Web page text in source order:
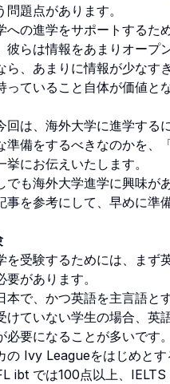
問題点があります。
の進学をサポートするた
彼らは情報をあまりオープ
ら、あまりに情報が少なす
っていること自体が価値と
は、海外大学に進学する
準備をするべきなのかを、
挙にお伝えいたします。
も海外大学進学に興味が
事を参考にして、早めに準
受験するためには、まず
要があります。
で、かつ英語を主言語と
けていない学生の場合、英
必要になることが多いです。
の Ivy Leagueをはじめとす
ibt では100点以上、IELTS